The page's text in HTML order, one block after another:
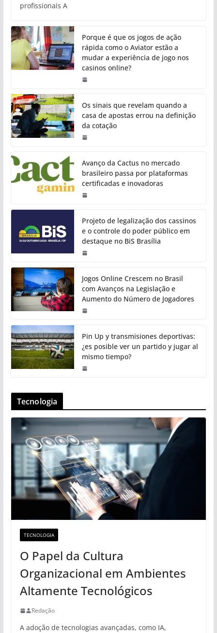
profissionais A
Porque é que os jogos de ação
rápida como o Aviator estão a
mudar a experiência de jogo nos
casinos online?
Os sinais que revelam quando a
casa de apostas errou na definição
da cotação
Avanço da Cactus no mercado
brasileiro passa por plataformas
certificadas e inovadoras
Projeto de legalização dos cassinos
e o controle do poder público em
destaque no BiS Brasília
Jogos Online Crescem no Brasil
com Avanços na Legislação e
Aumento do Número de Jogadores
Pin Up y transmisiones deportivas:
¿es posible ver un partido y jugar al
mismo tiempo?
Tecnologia
TECNOLOGIA
O Papel da Cultura
Organizacional em Ambientes
Altamente Tecnológicos
Redação
A adoção de tecnologias avançadas, como IA,